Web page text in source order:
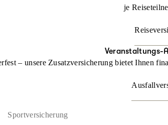
je
Veranstaltungs-
– unsere Zusatzversicherung bietet Ihnen
Sportversicherung